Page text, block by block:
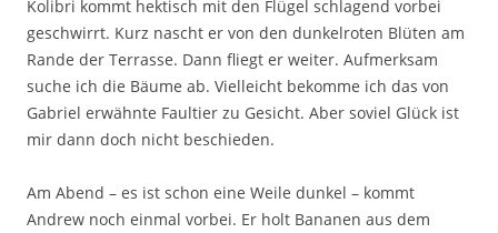
Kolibri kommt hektisch mit den Flügel schlagend vorbei
geschwirrt. Kurz nascht er von den dunkelroten Blüten am
Rande der Terrasse. Dann fliegt er weiter. Aufmerksam
suche ich die Bäume ab. Vielleicht bekomme ich das von
Gabriel erwähnte Faultier zu Gesicht. Aber soviel Glück ist
mir dann doch nicht beschieden.
Am Abend – es ist schon eine Weile dunkel – kommt
Andrew noch einmal vorbei. Er holt Bananen aus dem